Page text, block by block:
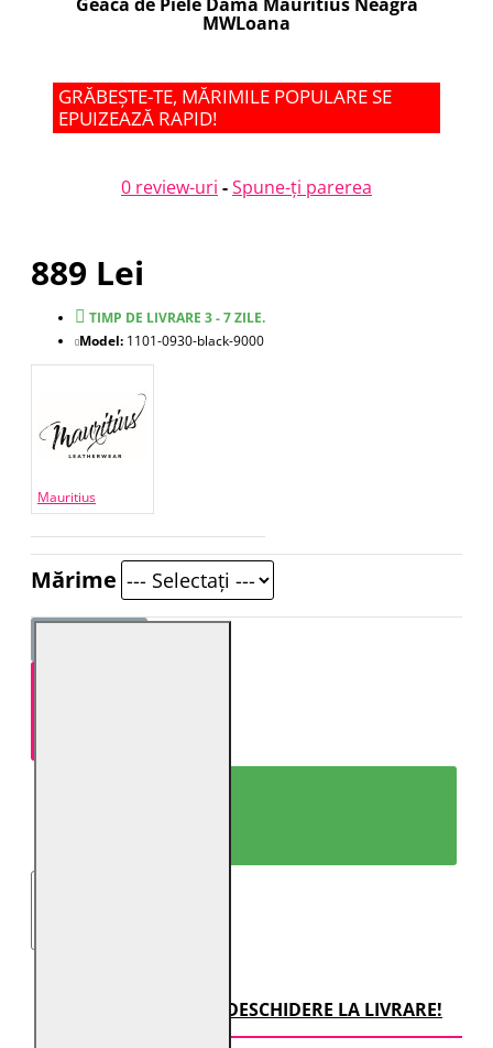
MWLoana
GRĂBEȘTE-TE, MĂRIMILE POPULARE SE
EPUIZEAZĂ RAPID!
0 review-uri -Spune-ţi parerea
889 Lei
TIMP DE LIVRARE 3 - 7 ZILE.
Model: 1101-0930-black-9000
Mauritius
Mărime
TRANSPORT CU DESCHIDERE LA LIVRARE!